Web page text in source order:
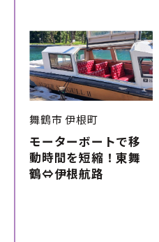
舞鶴市伊根町
モーターボートで移
動時間を短縮！東舞
鶴⇔伊根航路